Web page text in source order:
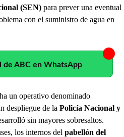
(SEN) para prever una eventual
con el suministro de agua en
de ABC en WhatsApp
un operativo denominado
despliegue de la Policía Nacional y
sin mayores sobresaltos.
los internos del pabellón del